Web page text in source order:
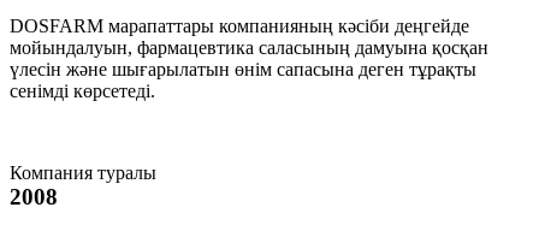
DOSFARM марапаттары компанияның кәсіби деңгейде
мойындалуын, фармацевтика саласының дамуына қосқан
үлесін және шығарылатын өнім сапасына деген тұрақты
сенімді көрсетеді.
Компания туралы
2008